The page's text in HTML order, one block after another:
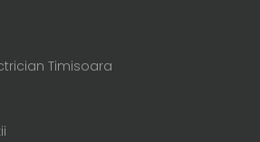
Timisoara